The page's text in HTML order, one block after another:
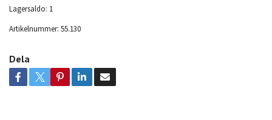
Lagersaldo: 1
Artikelnummer: 55.130
Dela